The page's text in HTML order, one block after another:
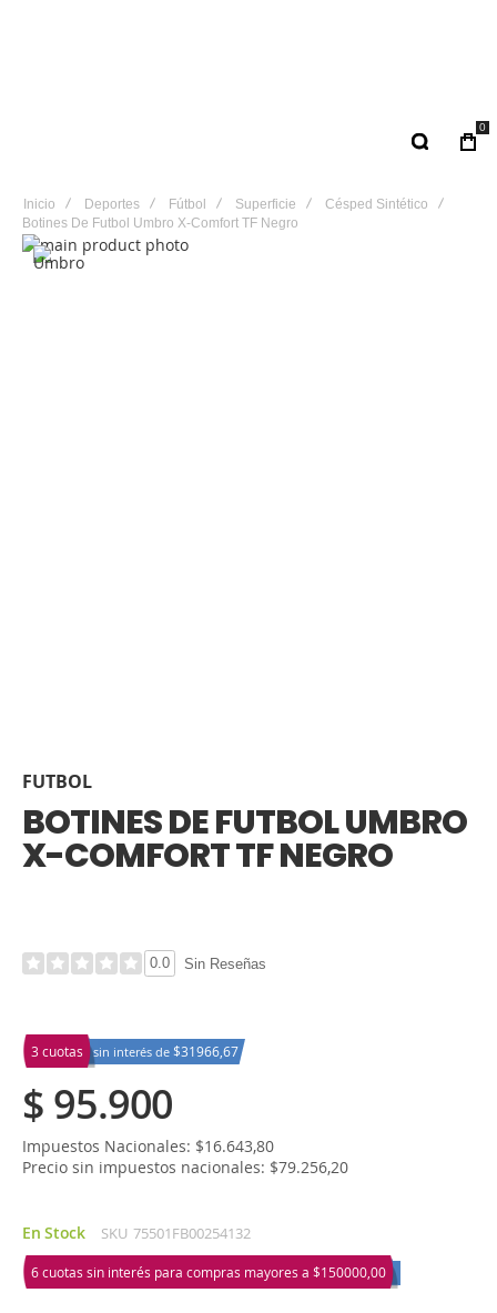
0
Inicio Deportes Fútbol Superficie
Césped Sintético
Botines De Futbol Umbro X-Comfort TF Negro
FUTBOL
BOTINES DE FUTBOL UMBRO
X-COMFORT TF NEGRO
0.0 Sin Reseñas
3 cuotas sin interés de $31966,67
$ 95.900
Impuestos Nacionales: $16.643,80
Precio sin impuestos nacionales: $79.256,20
En Stock SKU 75501FB00254132
6 cuotas sin interés para compras mayores a $150000,00